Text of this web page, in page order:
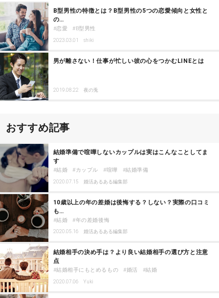
B型男性の特徴とは？B型男性の5つの恋愛傾向と女性と
の…
恋愛 B型男性
2023.03.01 shiki
男が離さない！仕事が忙しい彼の心をつかむLINEとは
2019.08.22 夜の兎
おすすめ記事
結婚準備で喧嘩しないカップルは実はこんなことしてま
す
結婚 カップル 喧嘩 結婚準備
2020.07.15 婚活あるある編集部
10歳以上の年の差婚は後悔する？しない？実際の口コミ
も…
結婚 年の差婚後悔
2020.05.16 婚活あるある編集部
結婚相手の決め手は？より良い結婚相手の選び方と注意
点
結婚相手にもとめるもの 婚活 結婚
2020.07.06 Yuki